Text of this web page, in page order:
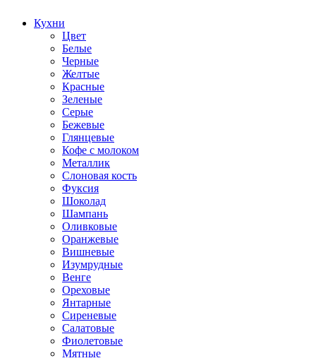
Кухни
Цвет
Белые
Черные
Желтые
Красные
Зеленые
Серые
Бежевые
Глянцевые
Кофе с молоком
Металлик
Слоновая кость
Фуксия
Шоколад
Шампань
Оливковые
Оранжевые
Вишневые
Изумрудные
Венге
Ореховые
Янтарные
Сиреневые
Салатовые
Фиолетовые
Мятные